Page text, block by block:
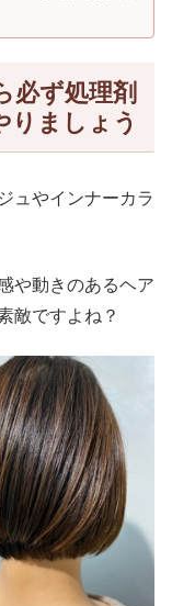
必ず処理剤
りましょう
ュやインナーカラ
や動きのあるヘア
敵ですよね？